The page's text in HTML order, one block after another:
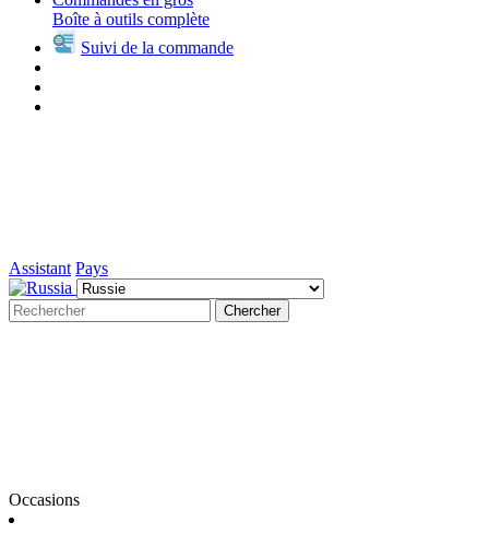
Boîte à outils complète
Suivi de la commande
Assistant Pays
Chercher
Occasions